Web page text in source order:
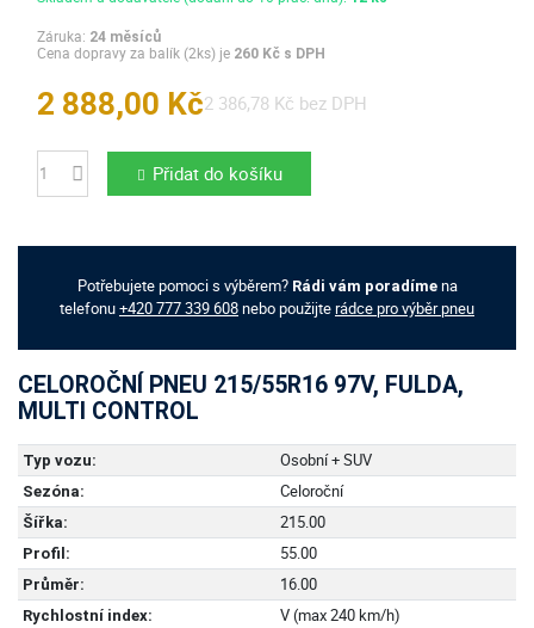
Záruka: 24 měsíců
Cena dopravy za balík (2ks) je 260 Kč s DPH
2 888,00 Kč2 386,78 Kč bez DPH
Počet Přidat do košíku
Potřebujete pomoci s výběrem? Rádi vám poradímena
telefonu+420 777 339 608nebo použijterádce pro výběr pneu
CELOROČNÍ PNEU 215/55R16 97V, FULDA,
MULTI CONTROL
Typ vozu: Osobní + SUV
Sezóna: Celoroční
Šířka: 215.00
Profil: 55.00
Průměr: 16.00
Rychlostní index: V (max 240 km/h)